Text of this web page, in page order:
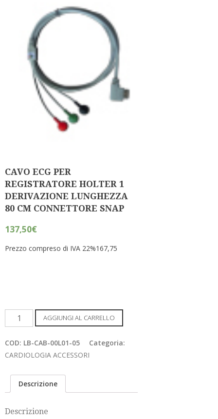
CAVO ECG PER
REGISTRATORE HOLTER 1
DERIVAZIONE LUNGHEZZA
80 CM CONNETTORE SNAP
137,50€
Prezzo compreso di IVA 22%167,75
CAVO
ECG
PER
REGISTRATORE
DERIVAZIONE
80
AGGIUNGI AL CARRELLO
COD: LB-CAB-00L01-05
Categoria:
CARDIOLOGIA ACCESSORI
Descrizione
Descrizione